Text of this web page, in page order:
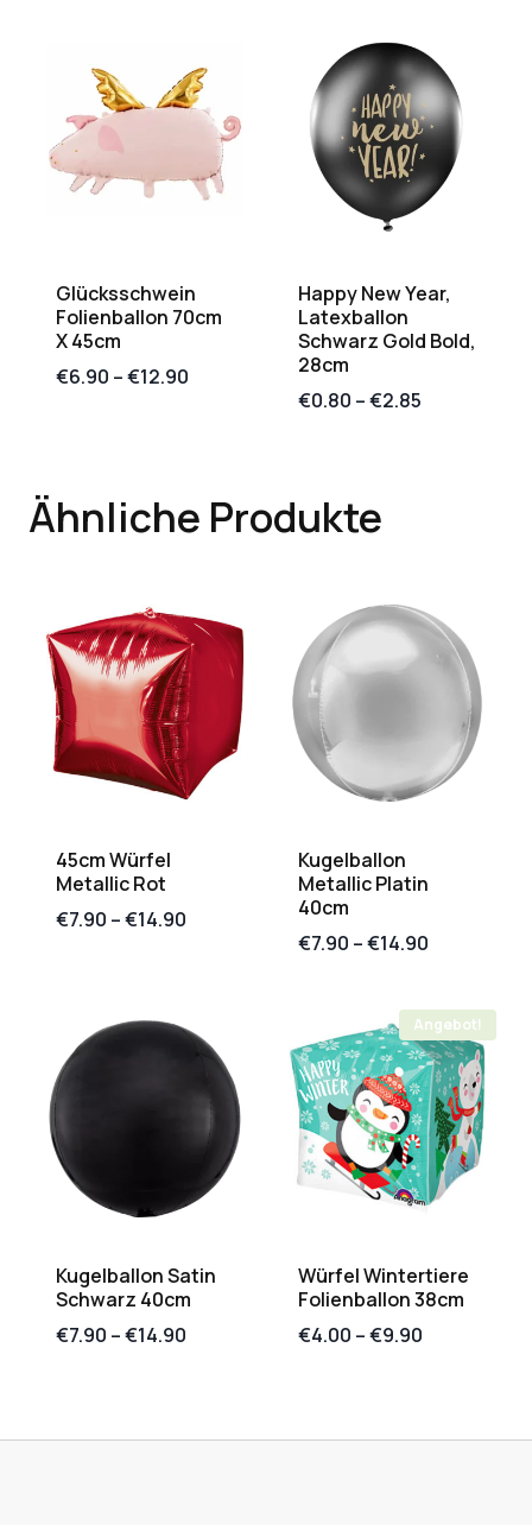
Glücksschwein
Folienballon 70cm
X 45cm
€6.90 –€12.90
Happy New Year,
Latexballon
Schwarz Gold Bold,
28cm
€0.80 –€2.85
Ähnliche Produkte
45cm Würfel
Metallic Rot
€7.90 –€14.90
Kugelballon
Metallic Platin
40cm
€7.90 –€14.90
Kugelballon Satin
Schwarz 40cm
€7.90 –€14.90
Angebot!
Würfel Wintertiere
Folienballon 38cm
€4.00 –€9.90